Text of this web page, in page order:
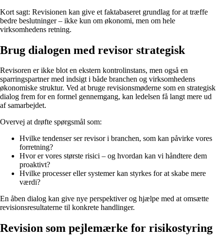
Kort sagt: Revisionen kan give et faktabaseret grundlag for at træffe
bedre beslutninger – ikke kun om økonomi, men om hele
virksomhedens retning.
Brug dialogen med revisor strategisk
Revisoren er ikke blot en ekstern kontrolinstans, men også en
sparringspartner med indsigt i både branchen og virksomhedens
økonomiske struktur. Ved at bruge revisionsmøderne som en strategisk
dialog frem for en formel gennemgang, kan ledelsen få langt mere ud
af samarbejdet.
Overvej at drøfte spørgsmål som:
Hvilke tendenser ser revisor i branchen, som kan påvirke vores
forretning?
Hvor er vores største risici – og hvordan kan vi håndtere dem
proaktivt?
Hvilke processer eller systemer kan styrkes for at skabe mere
værdi?
En åben dialog kan give nye perspektiver og hjælpe med at omsætte
revisionsresultaterne til konkrete handlinger.
Revision som pejlemærke for risikostyring